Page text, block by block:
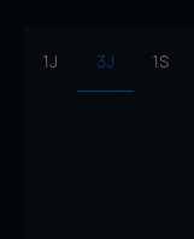
1J 3J 1S